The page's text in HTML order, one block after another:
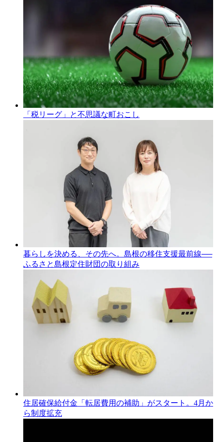
「税リーグ」と不思議な町おこし
暮らしを決める、その先へ。島根の移住支援最前線──
ふるさと島根定住財団の取り組み
住居確保給付金「転居費用の補助」がスタート。4月か
ら制度拡充